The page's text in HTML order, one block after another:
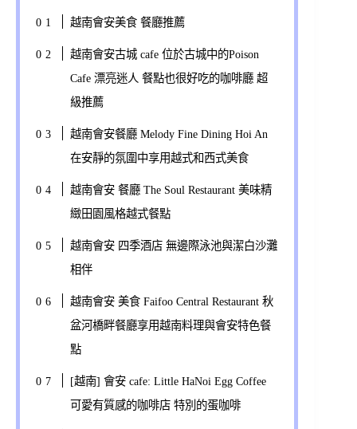
越南會安美食 餐廳推薦
越南會安古城 cafe 位於古城中的Poison
Cafe 漂亮迷人 餐點也很好吃的咖啡廳 超
級推薦
越南會安餐廳 Melody Fine Dining Hoi An
在安靜的氛圍中享用越式和西式美食
越南會安 餐廳 The Soul Restaurant 美味精
緻田園風格越式餐點
越南會安 四季酒店 無邊際泳池與潔白沙灘
相伴
越南會安 美食 Faifoo Central Restaurant 秋
盆河橋畔餐廳享用越南料理與會安特色餐
點
[越南] 會安 cafe: Little HaNoi Egg Coffee
可愛有質感的咖啡店 特別的蛋咖啡